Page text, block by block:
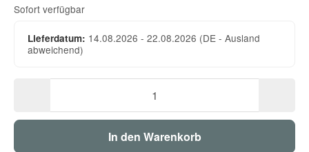
Sofort verfügbar
Lieferdatum: 14.08.2026 - 22.08.2026 (DE - Ausland
abweichend)
In den Warenkorb